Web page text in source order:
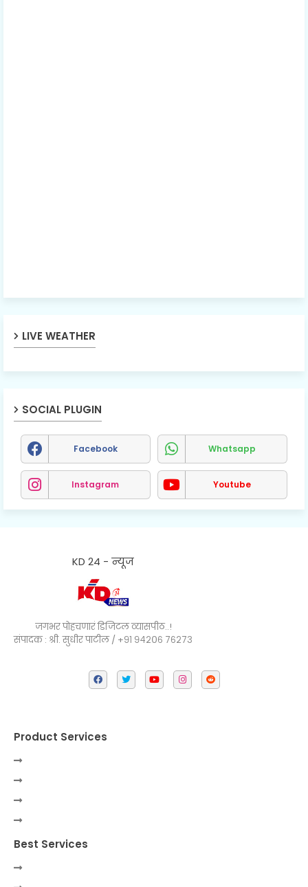
LIVE WEATHER
SOCIAL PLUGIN
Facebook Whatsapp
Instagram Youtube
KD 24 - न्यूज
जगभर पोहचणारं डिजिटल व्यासपीठ..!
संपादक : श्री. सुधीर पाटील / +९१ ९४२०६ ७६२७३
Product Services
Best Services